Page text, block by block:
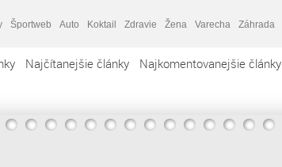
Športweb Auto Koktail Zdravie Žena Varecha Záhrada
Najčítanejšie články Najkomentovanejšie články